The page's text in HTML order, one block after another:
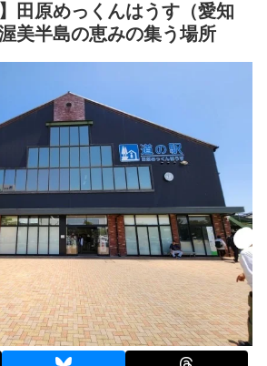
田原めっくんはうす（愛知
美半島の恵みの集う場所